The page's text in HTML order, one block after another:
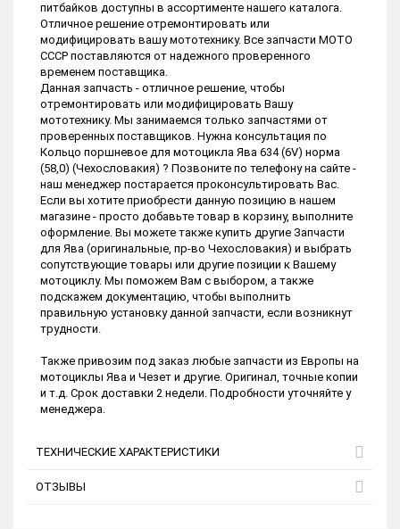
питбайков доступны в ассортименте нашего каталога.
Отличное решение отремонтировать или
модифицировать вашу мототехнику. Все запчасти МОТО
СССР поставляются от надежного проверенного
временем поставщика.
Данная запчасть - отличное решение, чтобы
отремонтировать или модифицировать Вашу
мототехнику. Мы занимаемся только запчастями от
проверенных поставщиков. Нужна консультация по
Кольцо поршневое для мотоцикла Ява 634 (6V) норма
(58,0) (Чехословакия) ? Позвоните по телефону на сайте -
наш менеджер постарается проконсультировать Вас.
Если вы хотите приобрести данную позицию в нашем
магазине - просто добавьте товар в корзину, выполните
оформление. Вы можете также купить другие Запчасти
для Ява (оригинальные, пр-во Чехословакия) и выбрать
сопутствующие товары или другие позиции к Вашему
мотоциклу. Мы поможем Вам с выбором, а также
подскажем документацию, чтобы выполнить
правильную установку данной запчасти, если возникнут
трудности.
Также привозим под заказ любые запчасти из Европы на
мотоциклы Ява и Чезет и другие. Оригинал, точные копии
и т.д. Срок доставки 2 недели. Подробности уточняйте у
менеджера.
ТЕХНИЧЕСКИЕ ХАРАКТЕРИСТИКИ
ОТЗЫВЫ